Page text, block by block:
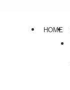
HOME